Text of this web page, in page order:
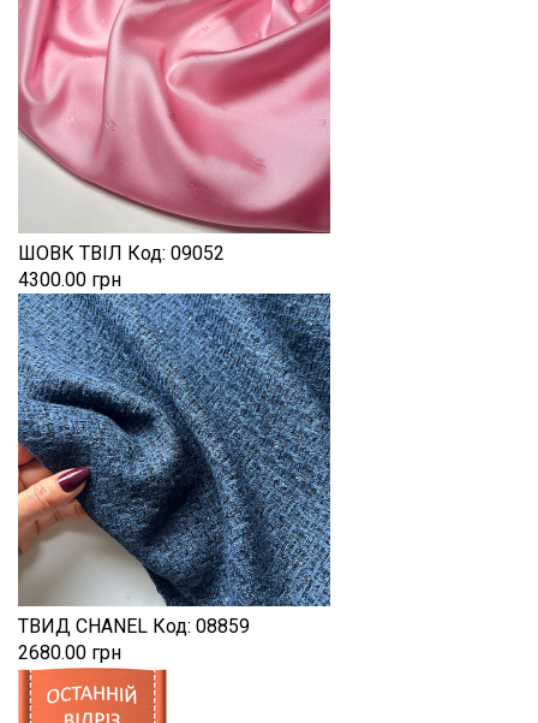
ШОВК ТВІЛ Код: 09052
4300.00 грн
ТВИД CHANEL Код: 08859
2680.00 грн